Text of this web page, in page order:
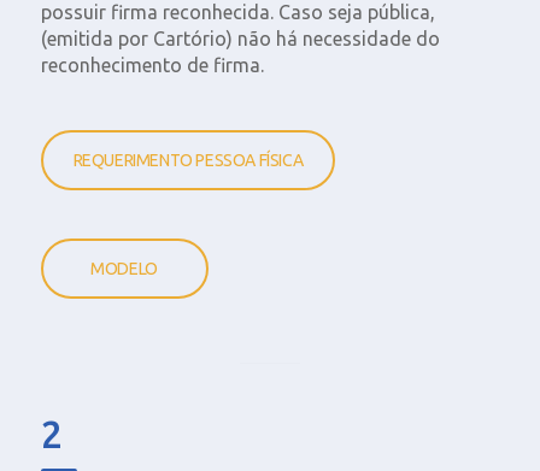
possuir firma reconhecida. Caso seja pública,
(emitida por Cartório) não há necessidade do
reconhecimento de firma.
REQUERIMENTO PESSOA FÍSICA
MODELO
2